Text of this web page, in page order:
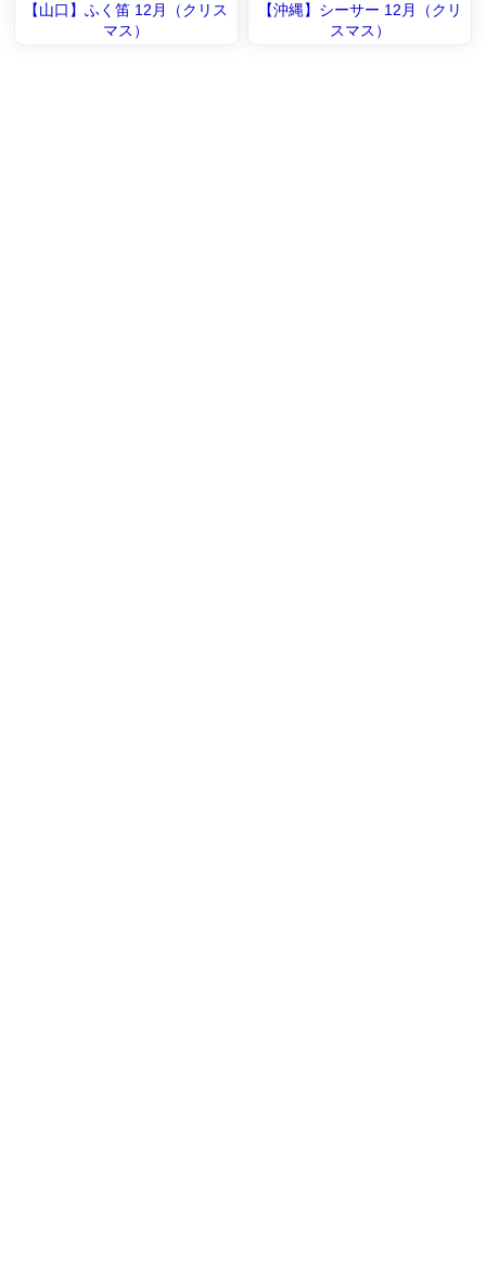
【山口】ふく笛 12月（クリス
マス）
【沖縄】シーサー 12月（クリ
スマス）